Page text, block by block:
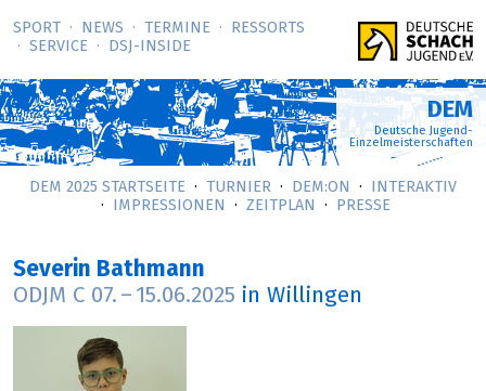
SPORT NEWS TERMINE
RESSORTS
SERVICE
DSJ-­INSIDE
DEM
Deutsche Jugend-
Einzelmeisterschaften
DEM 2025 STARTSEITE TURNIER DEM:ON
INTERAKTIV
IMPRESSIONEN
ZEITPLAN PRESSE
Severin Bathmann
ODJM C 07. – 15.06.2025 in Willingen